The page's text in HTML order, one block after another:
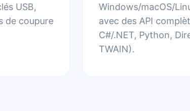
USB,
de coupure
Windows/macOS/
avec des API
C#/.NET, Python,
TWAIN).